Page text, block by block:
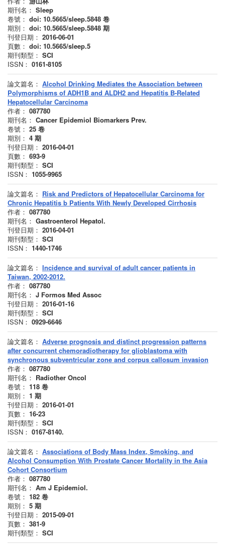
期刊名： Sleep
卷號： doi: 10.5665/sleep.5848 卷
期別： doi: 10.5665/sleep.5848 期
刊登日期： 2016-06-01
頁數： doi: 10.5665/sleep.5
期刊類型： SCI
ISSN： 0161-8105
論文篇名： Alcohol Drinking Mediates the Association between
Polymorphisms of ADH1B and ALDH2 and Hepatitis B-Related
Hepatocellular Carcinoma
作者： 087780
期刊名： Cancer Epidemiol Biomarkers Prev.
卷號： 25 卷
期別： 4 期
刊登日期： 2016-04-01
頁數： 693-9
期刊類型： SCI
ISSN： 1055-9965
論文篇名： Risk and Predictors of Hepatocellular Carcinoma for
Chronic Hepatitis b Patients With Newly Developed Cirrhosis
作者： 087780
期刊名： Gastroenterol Hepatol.
刊登日期： 2016-04-01
期刊類型： SCI
ISSN： 1440-1746
論文篇名： Incidence and survival of adult cancer patients in
Taiwan, 2002-2012.
作者： 087780
期刊名： J Formos Med Assoc
刊登日期： 2016-01-16
期刊類型： SCI
ISSN： 0929-6646
論文篇名： Adverse prognosis and distinct progression patterns
after concurrent chemoradiotherapy for glioblastoma with
synchronous subventricular zone and corpus callosum invasion
作者： 087780
期刊名： Radiother Oncol
卷號： 118 卷
期別： 1 期
刊登日期： 2016-01-01
頁數： 16-23
期刊類型： SCI
ISSN： 0167-8140.
論文篇名： Associations of Body Mass Index, Smoking, and
Alcohol Consumption With Prostate Cancer Mortality in the Asia
Cohort Consortium
作者： 087780
期刊名： Am J Epidemiol.
卷號： 182 卷
期別： 5 期
刊登日期： 2015-09-01
頁數： 381-9
期刊類型： SCI